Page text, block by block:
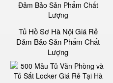
Tủ Hồ Sơ Hà Nội Giá Rẻ
Đảm Bảo Sản Phẩm Chất
Lượng‎